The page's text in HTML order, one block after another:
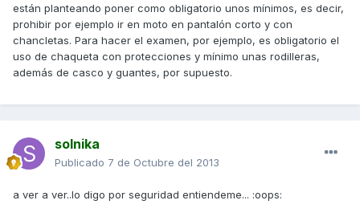
están planteando poner como obligatorio unos mínimos, es decir,
prohibir por ejemplo ir en moto en pantalón corto y con
chancletas. Para hacer el examen, por ejemplo, es obligatorio el
uso de chaqueta con protecciones y mínimo unas rodilleras,
además de casco y guantes, por supuesto.
solnika
Publicado 7 de Octubre del 2013
a ver a ver..lo digo por seguridad entiendeme... :oops: